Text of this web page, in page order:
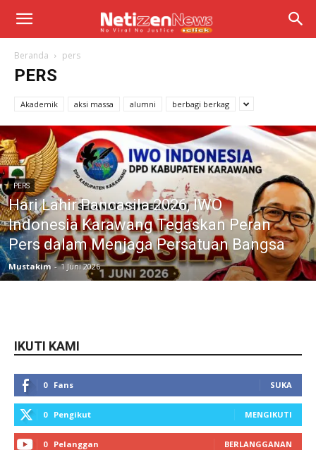
Beranda pers
PERS
Akademik aksi massa alumni berbagi berkag
PERS
Hari Lahir Pancasila 2026, IWO
Indonesia Karawang Tegaskan Peran
Pers dalam Menjaga Persatuan Bangsa
Mustakim - 1 Juni 2026
IKUTI KAMI
0 Fans SUKA
0 Pengikut MENGIKUTI
0 Pelanggan BERLANGGANAN